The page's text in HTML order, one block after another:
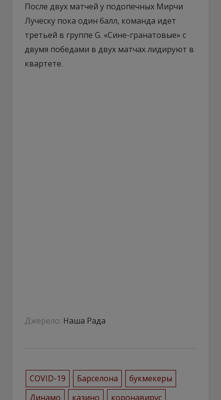
После двух матчей у подопечных Мирчи
Луческу пока один балл, команда идет
третьей в группе G. «Сине-гранатовые» с
двумя победами в двух матчах лидируют в
квартете.
Джерело: Наша Рада
COVID-19 Барселона
букмекеры
Динамо
казино коронавирус